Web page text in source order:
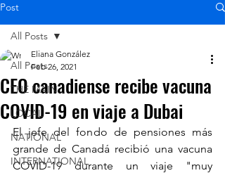
Post
All Posts
THE MAIN
LOCAL
NATIONAL
INTERNATIONAL
All Posts
CEO canadiense recibe vacuna
COVID-19 en viaje a Dubai
Eliana González
Feb 26, 2021
El jefe del fondo de pensiones más
grande de Canadá recibió una vacuna
COVID-19 durante un viaje "muy